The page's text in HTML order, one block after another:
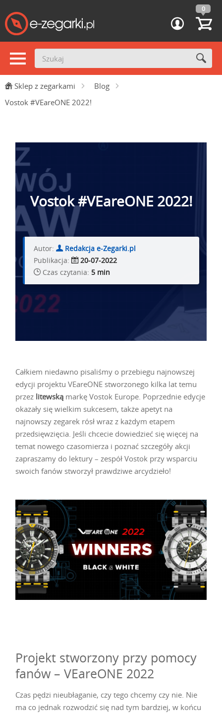
0
Sklep z zegarkami
Blog
Vostok #VEareONE 2022!
Vostok #VEareONE 2022!
Autor:
Redakcja e-Zegarki.pl
Publikacja:
20-07-2022
Czas czytania: 5 min
Całkiem niedawno pisaliśmy o przebiegu najnowszej
edycji projektu VEareONE stworzonego kilka lat temu
przez litewską markę Vostok Europe. Poprzednie edycje
okazały się wielkim sukcesem, także apetyt na
najnowszy zegarek rósł wraz z każdym etapem
przedsięwzięcia. Jeśli chcecie dowiedzieć się więcej na
temat nowego czasomierza i poznać szczegóły akcji
zapraszamy do lektury – zespół Vostok przy wsparciu
swoich fanów stworzył prawdziwe arcydzieło!
Projekt stworzony przy pomocy
fanów – VEareONE 2022
Czas pędzi nieubłaganie, czy tego chcemy czy nie. Nie
ma co jednak rozwodzić się nad tym bardziej, w końcu